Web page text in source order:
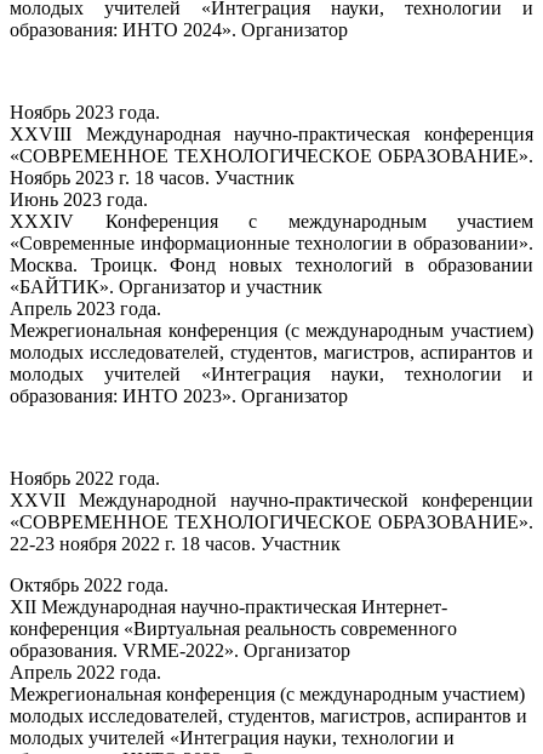
молодых учителей «Интеграция науки, технологии и
образования: ИНТО 2024». Организатор
Ноябрь 2023 года.
XXVIII Международная научно-практическая конференция
«СОВРЕМЕННОЕ ТЕХНОЛОГИЧЕСКОЕ ОБРАЗОВАНИЕ».
Ноябрь 2023 г. 18 часов. Участник
Июнь 2023 года.
XXXIV Конференция с международным участием
«Современные информационные технологии в образовании».
Москва. Троицк. Фонд новых технологий в образовании
«БАЙТИК». Организатор и участник
Апрель 2023 года.
Межрегиональная конференция (с международным участием)
молодых исследователей, студентов, магистров, аспирантов и
молодых учителей «Интеграция науки, технологии и
образования: ИНТО 2023». Организатор
Ноябрь 2022 года.
XXVII Международной научно-практической конференции
«СОВРЕМЕННОЕ ТЕХНОЛОГИЧЕСКОЕ ОБРАЗОВАНИЕ».
22-23 ноября 2022 г. 18 часов. Участник
Октябрь 2022 года.
XII Международная научно-практическая Интернет-
конференция «Виртуальная реальность современного
образования. VRME-2022». Организатор
Апрель 2022 года.
Межрегиональная конференция (с международным участием)
молодых исследователей, студентов, магистров, аспирантов и
молодых учителей «Интеграция науки, технологии и